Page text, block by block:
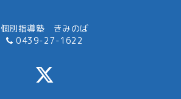
個別指導塾 きみのば
0439-27-1622